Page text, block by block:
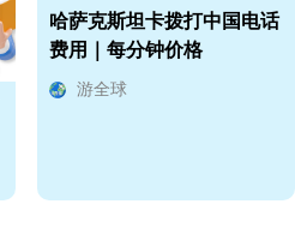
哈萨克斯坦卡拨打中国电话
费用｜每分钟价格
游全球